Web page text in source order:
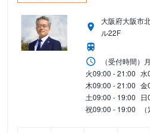
大阪府大阪市
ル22F
（受付時間）
火09:00 - 21:00 水
木09:00 - 21:00 金
土09:00 - 19:00 日
祝09:00 - 19:00